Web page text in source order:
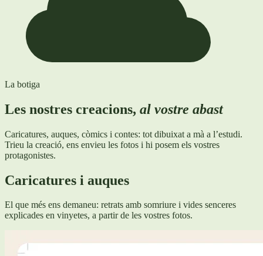
La botiga
Les nostres creacions, al vostre abast
Caricatures, auques, còmics i contes: tot dibuixat a mà a l’estudi.
Trieu la creació, ens envieu les fotos i hi posem els vostres
protagonistes.
Caricatures i auques
El que més ens demaneu: retrats amb somriure i vides senceres
explicades en vinyetes, a partir de les vostres fotos.